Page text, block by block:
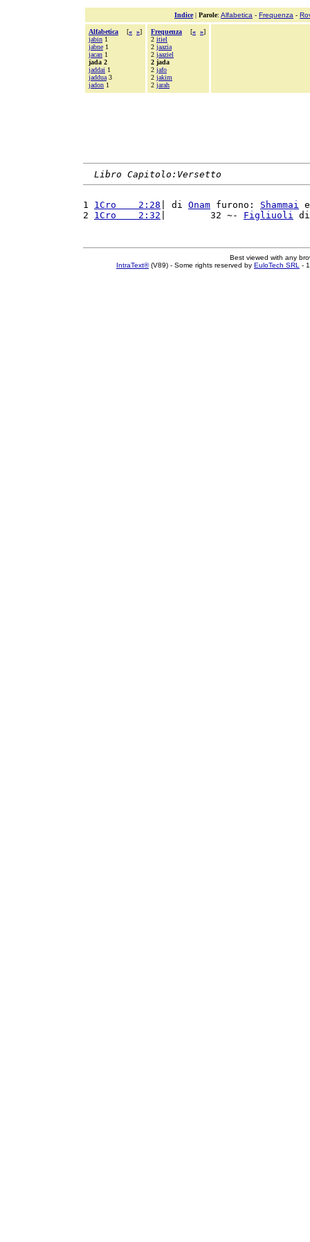
Indice| Parole: Alfabetica - Frequenza -
Alfabetica [« »]
jabin 1
jabne 1
jacan 1
jada 2
jaddai 1
jaddua 3
jadon 1
Frequenza [« »]
2 itiel
2 jaazia
2 jaaziel
2 jada
2 jafo
2 jakim
2 jarah
Libro Capitolo:Versetto
1 1Cro    2:28 | di Onam furono: Shammai
2 1Cro    2:32 |        32 ~- Figliuoli
Best viewed with any
IntraText®(V89) - Some rights reserved by EuloTech SRL -